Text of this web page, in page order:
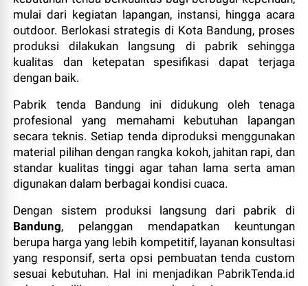
mulai dari kegiatan lapangan, instansi, hingga acara
outdoor. Berlokasi strategis di Kota Bandung, proses
produksi dilakukan langsung di pabrik sehingga
kualitas dan ketepatan spesifikasi dapat terjaga
dengan baik.
Pabrik tenda Bandung ini didukung oleh tenaga
profesional yang memahami kebutuhan lapangan
secara teknis. Setiap tenda diproduksi menggunakan
material pilihan dengan rangka kokoh, jahitan rapi, dan
standar kualitas tinggi agar tahan lama serta aman
digunakan dalam berbagai kondisi cuaca.
Dengan sistem produksi langsung dari pabrik di
Bandung, pelanggan mendapatkan keuntungan
berupa harga yang lebih kompetitif, layanan konsultasi
yang responsif, serta opsi pembuatan tenda custom
sesuai kebutuhan. Hal ini menjadikan PabrikTenda.id